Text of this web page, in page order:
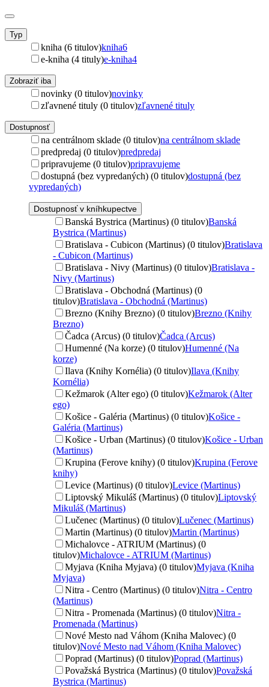
Typ
kniha (6 titulov)kniha6
e-kniha (4 tituly)e-kniha4
Zobraziť iba
novinky (0 titulov)novinky
zľavnené tituly (0 titulov)zľavnené tituly
Dostupnosť
na centrálnom sklade (0 titulov)na centrálnom sklade
predpredaj (0 titulov)predpredaj
pripravujeme (0 titulov)pripravujeme
dostupná (bez vypredaných) (0 titulov)dostupná (bez
vypredaných)
Dostupnosť v kníhkupectve
Banská Bystrica (Martinus) (0 titulov)Banská
Bystrica (Martinus)
Bratislava - Cubicon (Martinus) (0 titulov)Bratislava
- Cubicon (Martinus)
Bratislava - Nivy (Martinus) (0 titulov)Bratislava -
Nivy (Martinus)
Bratislava - Obchodná (Martinus) (0
titulov)Bratislava - Obchodná (Martinus)
Brezno (Knihy Brezno) (0 titulov)Brezno (Knihy
Brezno)
Čadca (Arcus) (0 titulov)Čadca (Arcus)
Humenné (Na korze) (0 titulov)Humenné (Na
korze)
Ilava (Knihy Kornélia) (0 titulov)Ilava (Knihy
Kornélia)
Kežmarok (Alter ego) (0 titulov)Kežmarok (Alter
ego)
Košice - Galéria (Martinus) (0 titulov)Košice -
Galéria (Martinus)
Košice - Urban (Martinus) (0 titulov)Košice - Urban
(Martinus)
Krupina (Ferove knihy) (0 titulov)Krupina (Ferove
knihy)
Levice (Martinus) (0 titulov)Levice (Martinus)
Liptovský Mikuláš (Martinus) (0 titulov)Liptovský
Mikuláš (Martinus)
Lučenec (Martinus) (0 titulov)Lučenec (Martinus)
Martin (Martinus) (0 titulov)Martin (Martinus)
Michalovce - ATRIUM (Martinus) (0
titulov)Michalovce - ATRIUM (Martinus)
Myjava (Kniha Myjava) (0 titulov)Myjava (Kniha
Myjava)
Nitra - Centro (Martinus) (0 titulov)Nitra - Centro
(Martinus)
Nitra - Promenada (Martinus) (0 titulov)Nitra -
Promenada (Martinus)
Nové Mesto nad Váhom (Kniha Malovec) (0
titulov)Nové Mesto nad Váhom (Kniha Malovec)
Poprad (Martinus) (0 titulov)Poprad (Martinus)
Považská Bystrica (Martinus) (0 titulov)Považská
Bystrica (Martinus)